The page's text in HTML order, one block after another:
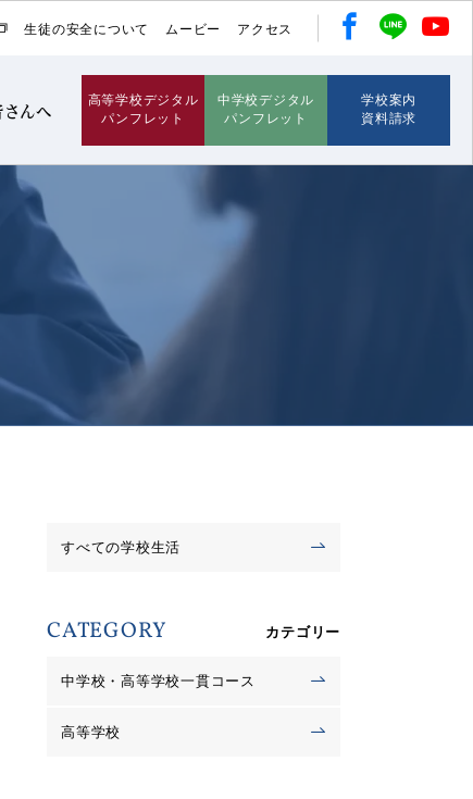
んへ
高等学校デジタル
パンフレット
中学校デジタル
パンフレット
学校案内
資料請求
生徒の安全について ムービー アクセス
すべての学校生活
CATEGORY カテゴリー
中学校・高等学校一貫コース
高等学校